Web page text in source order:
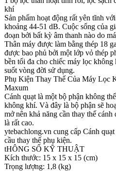
khí
Sản phẩm hoạt động rất yên tĩnh
khoảng 44-51 dB. Cuộc sống của
đoạn bởi bất kỳ âm thanh nào do
Thân máy được làm bằng thép 18
được bao phủ bởi một lớp vỏ thép
bền tối đa cho chiếc máy lọc
suốt vòng đời sử dụng.
Phụ Kiện Thay Thế Của Máy
Maxum
Cánh quạt là một bộ phận không
không khí. Và đây là bộ phận sẽ
mở nên khả năng cần thay thế
là rất cao.
ytebachlong.vn cung cấp Cánh
cầu thay thế phụ kiện.
tHÔNG SỐ KỸ THUẬT
Kích thước: 15 x 15 x 15 (cm)
Trọng lượng: 1,8 (kg)